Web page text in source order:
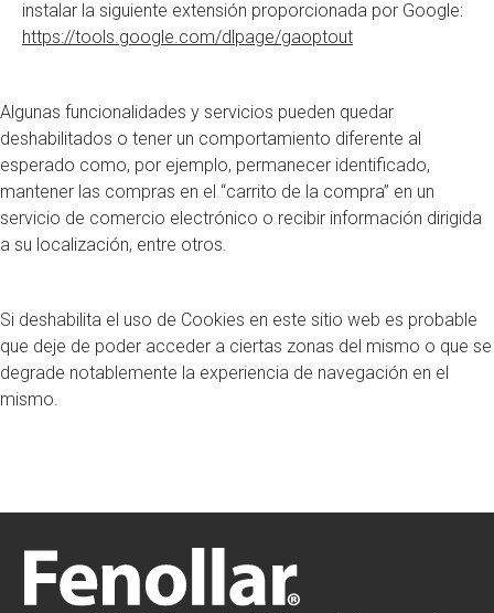
instalar la siguiente extensión proporcionada por Google:
https://tools.google.com/dlpage/gaoptout
Algunas funcionalidades y servicios pueden quedar
deshabilitados o tener un comportamiento diferente al
esperado como, por ejemplo, permanecer identificado,
mantener las compras en el “carrito de la compra” en un
servicio de comercio electrónico o recibir información dirigida
a su localización, entre otros.
Si deshabilita el uso de Cookies en este sitio web es probable
que deje de poder acceder a ciertas zonas del mismo o que se
degrade notablemente la experiencia de navegación en el
mismo.